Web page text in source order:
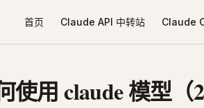
首页 Claude API 中转站 Claude
使用 claude 模型（